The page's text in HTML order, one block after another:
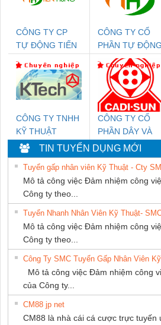
CÔNG TY CP
TỰ ĐỘNG TIẾN
CÔNG TY CỔ
PHẦN TỰ ĐỘNG
TIẾN HƯNG
CÔNG TY TNHH
KỸ THUẬT
KTECH VIỆT
NAM
CÔNG TY CỔ
PHẦN DÂY VÀ
CÁP ĐIỆN
THƯỢNG ĐÌNH
TIN TUYỂN DỤNG MỚI
Tuyển gấp nhân viên Kỹ Thuật - Cty
Mô tả công việc Đảm nhiệm công
Công ty theo...
Tuyển Nhanh Nhân Viên Kỹ Thuật-
Mô tả công việc Đảm nhiệm công
Công ty theo...
Công Ty SMC Tuyển Gấp Nhân Viên
Mô tả công việc Đảm nhiệm công
của Công ty...
CM88 jp net
CM88 là nhà cái cá cược trực